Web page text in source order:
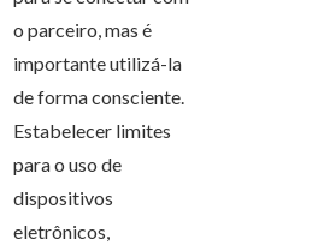
o parceiro, mas é
importante utilizá-la
de forma consciente.
Estabelecer limites
para o uso de
dispositivos
eletrônicos,